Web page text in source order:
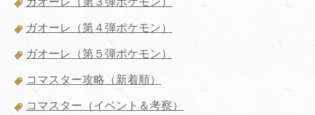
ガオーレ（第４弾ポケモン）
ガオーレ（第５弾ポケモン）
コマスター攻略（新着順）
コマスター（イベント＆考察）